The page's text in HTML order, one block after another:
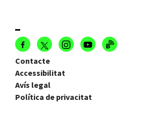
Contacte
Accessibilitat
Avís legal
Política de privacitat